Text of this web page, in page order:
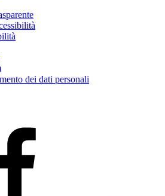
dei dati personali